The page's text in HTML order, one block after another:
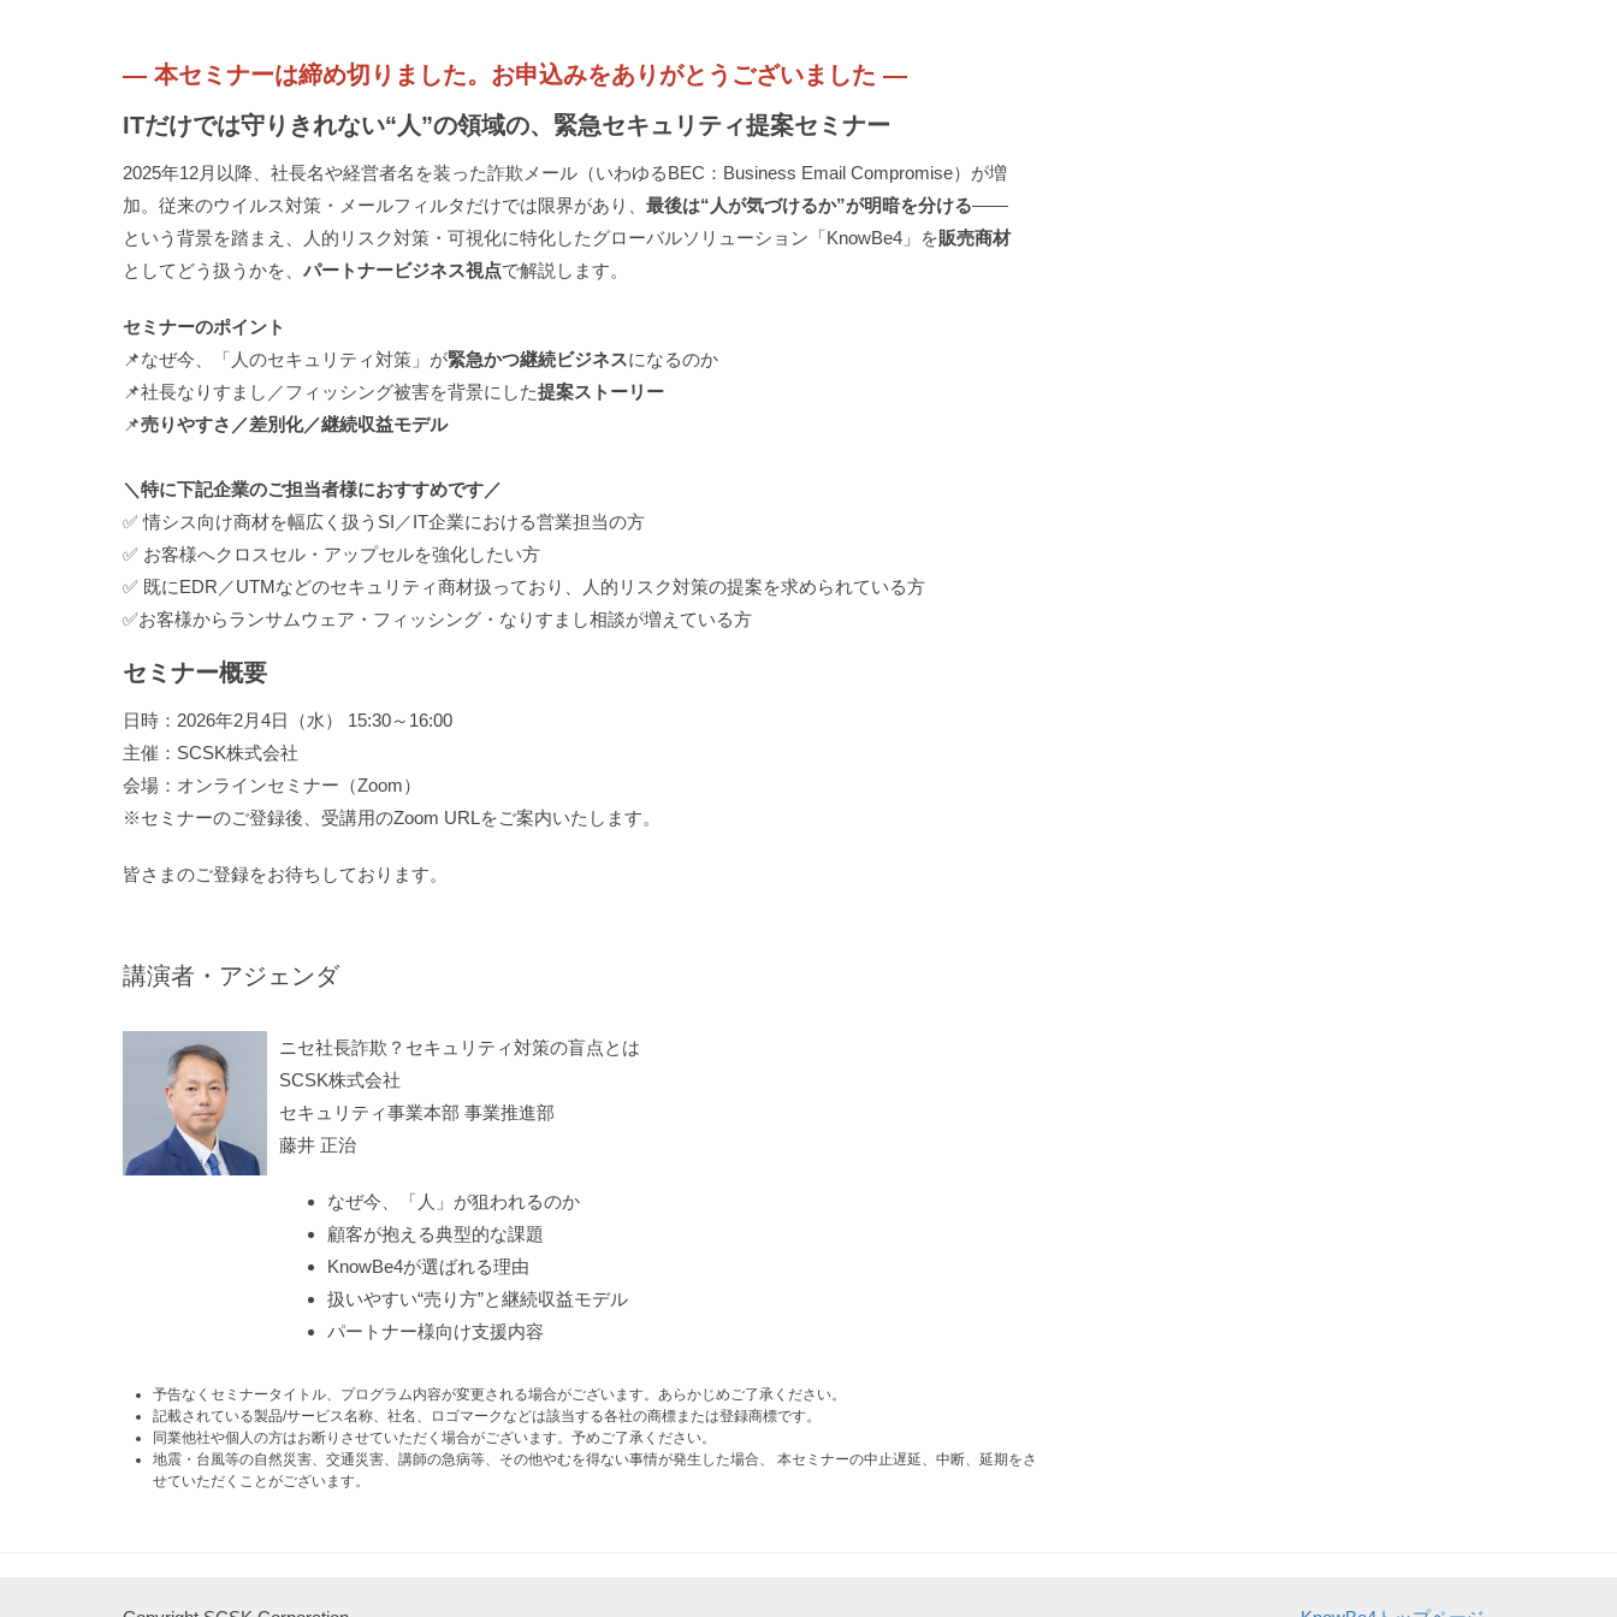
― 本セミナーは締め切りました。お申込みをありがとうございました ―
ITだけでは守りきれない“人”の領域の、緊急セキュリティ提案セミナー
2025年12月以降、社長名や経営者名を装った詐欺メール（いわゆるBEC：Business Email Compromise）が増
加。従来のウイルス対策・メールフィルタだけでは限界があり、 最後は“人が気づけるか”が明暗を分ける――
という背景を踏まえ、人的リスク対策・可視化に特化したグローバルソリューション「KnowBe4」を販売商材
としてどう扱うかを、 パートナービジネス視点で解説します。
セミナーのポイント
📌なぜ今、「人のセキュリティ対策」が緊急かつ継続ビジネスになるのか
📌社長なりすまし／フィッシング被害を背景にした提案ストーリー
📌売りやすさ／差別化／継続収益モデル
＼特に下記企業のご担当者様におすすめです／
✅ 情シス向け商材を幅広く扱うSI／IT企業における営業担当の方
✅ お客様へクロスセル・アップセルを強化したい方
✅ 既にEDR／UTMなどのセキュリティ商材扱っており、人的リスク対策の提案を求められている方
✅お客様からランサムウェア・フィッシング・なりすまし相談が増えている方
セミナー概要
日時：2026年2月4日（水） 15:30～16:00
主催：SCSK株式会社
会場：オンラインセミナー（Zoom）
※セミナーのご登録後、受講用のZoom URLをご案内いたします。
皆さまのご登録をお待ちしております。
講演者・アジェンダ
ニセ社長詐欺？セキュリティ対策の盲点とは
SCSK株式会社
セキュリティ事業本部 事業推進部
藤井 正治
なぜ今、「人」が狙われるのか
顧客が抱える典型的な課題
KnowBe4が選ばれる理由
扱いやすい“売り方”と継続収益モデル
パートナー様向け支援内容
予告なくセミナータイトル、プログラム内容が変更される場合がございます。あらかじめご了承ください。
記載されている製品/サービス名称、社名、ロゴマークなどは該当する各社の商標または登録商標です。
同業他社や個人の方はお断りさせていただく場合がございます。予めご了承ください。
地震・台風等の自然災害、交通災害、講師の急病等、その他やむを得ない事情が発生した場合、 本セミナーの中止遅延、中断、延期をさ
せていただくことがございます。